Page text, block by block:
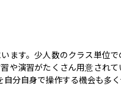
す。少人数のクラス単位で
や演習がたくさん用意され
分自身で操作する機会も多く